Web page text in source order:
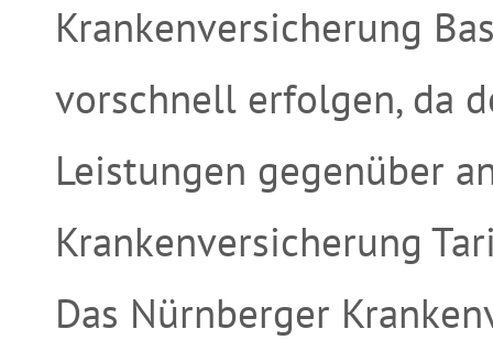
Krankenversicherung
vorschnell erfolgen, da
Leistungen gegenüber
Krankenversicherung
Das Nürnberger